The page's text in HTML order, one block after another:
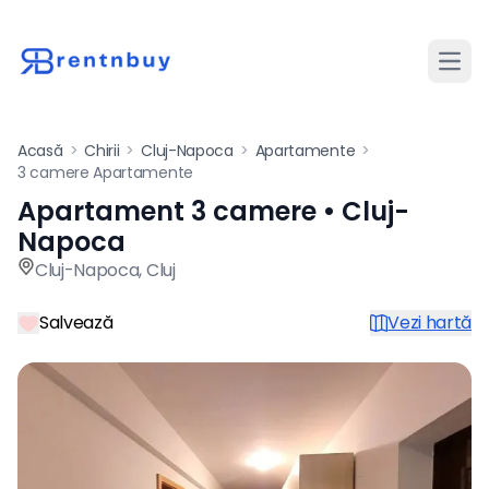
Acasă > Chirii > Cluj-Napoca > Apartamente >
3 camere Apartamente
Apartament de închiriat cu
Apartament 3 camere • Cluj-
Napoca
Cluj-Napoca,Cluj
Salvează Vezi hartă